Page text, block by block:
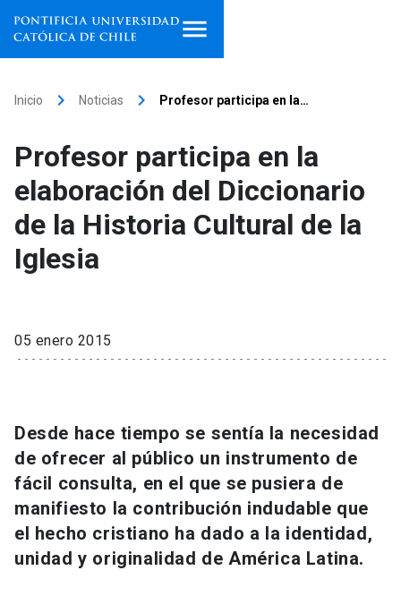
Facultades, escuelas e
institutos
Investigación
Información para keyboard_arrow_down
Futuros estudiantes
Estudiantes
Go to english site launch
ACCESOS DIRECTOS
Inicio keyboard_arrow_right Noticias keyboard_arrow_right Profesor participa en la…
Profesor participa en la
elaboración del Diccionario
de la Historia Cultural de la
Iglesia
05 enero 2015
Desde hace tiempo se sentía la necesidad
de ofrecer al público un instrumento de
fácil consulta, en el que se pusiera de
manifiesto la contribución indudable que
el hecho cristiano ha dado a la identidad,
unidad y originalidad de América Latina.